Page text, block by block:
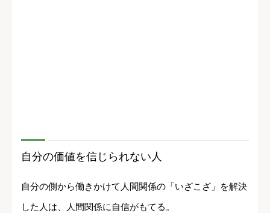
自分の価値を信じられない人
自分の側から働きかけて人間関係の「いざこざ」を解決
した人は、人間関係に自信がもてる。